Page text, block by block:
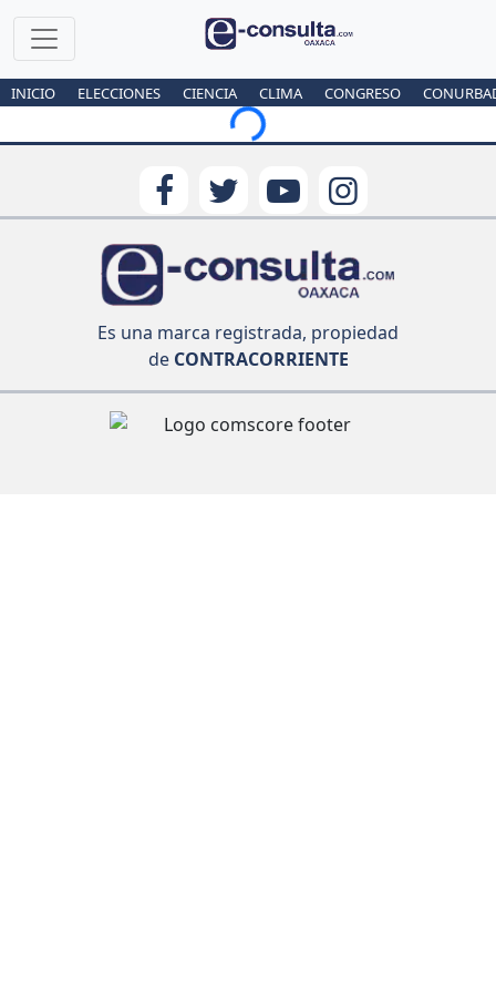
INICIO ELECCIONES CIENCIA CLIMA CONGRESO
Loading...
Es una marca registrada, propiedad
deCONTRACORRIENTE